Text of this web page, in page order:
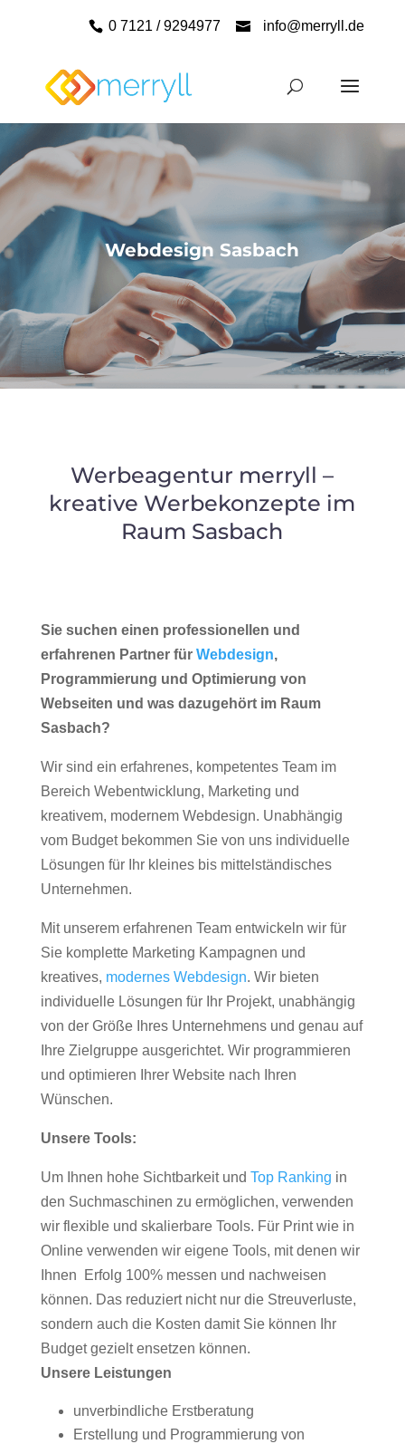
0 7121 / 9294977 info@merryll.de
Webdesign Sasbach
Werbeagentur merryll –
kreative Werbekonzepte im
Raum Sasbach
Sie suchen einen professionellen und
erfahrenen Partner für Webdesign,
Programmierung und Optimierung von
Webseiten und was dazugehört im Raum
Sasbach?
Wir sind ein erfahrenes, kompetentes Team im
Bereich Webentwicklung, Marketing und
kreativem, modernem Webdesign. Unabhängig
vom Budget bekommen Sie von uns individuelle
Lösungen für Ihr kleines bis mittelständisches
Unternehmen.
Mit unserem erfahrenen Team entwickeln wir für
Sie komplette Marketing Kampagnen und
kreatives, modernes Webdesign. Wir bieten
individuelle Lösungen für Ihr Projekt, unabhängig
von der Größe Ihres Unternehmens und genau auf
Ihre Zielgruppe ausgerichtet. Wir programmieren
und optimieren Ihrer Website nach Ihren
Wünschen.
Unsere Tools:
Um Ihnen hohe Sichtbarkeit und Top Ranking in
den Suchmaschinen zu ermöglichen, verwenden
wir flexible und skalierbare Tools. Für Print wie in
Online verwenden wir eigene Tools, mit denen wir
Ihnen Erfolg 100% messen und nachweisen
können. Das reduziert nicht nur die Streuverluste,
sondern auch die Kosten damit Sie können Ihr
Budget gezielt ensetzen können.
Unsere Leistungen
unverbindliche Erstberatung
Erstellung und Programmierung von